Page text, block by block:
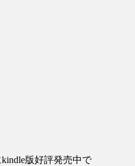
版好評発売中で